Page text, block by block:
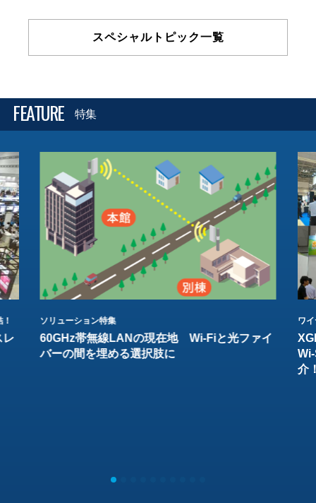
スペシャルトピック一覧
FEATURE 特集
レ
ソリューション特集
60GHz帯無線LANの現在地 Wi-Fiと光ファイ
バーの間を埋める選択肢に
ワ
介